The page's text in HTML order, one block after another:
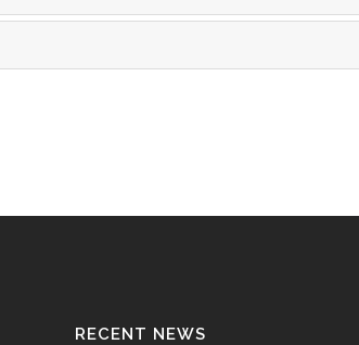
RECENT NEWS